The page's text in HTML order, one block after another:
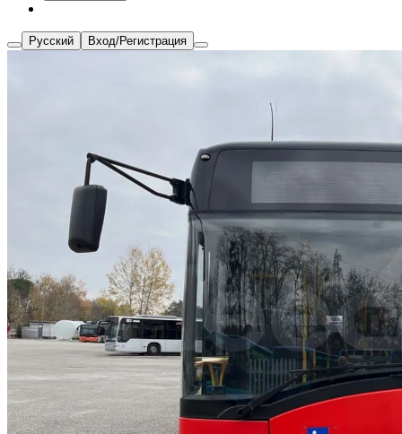
Русский Вход/Регистрация